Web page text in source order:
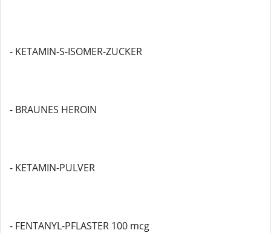
- KETAMIN-S-ISOMER-ZUCKER
- BRAUNES HEROIN
- KETAMIN-PULVER
- FENTANYL-PFLASTER 100 mcg